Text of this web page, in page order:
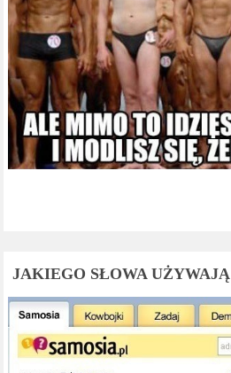
JAKIEGO SŁOWA UŻYWAJĄ